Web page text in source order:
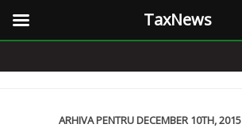
ARHIVA PENTRU DECEMBER 10TH, 2015
TaxNews